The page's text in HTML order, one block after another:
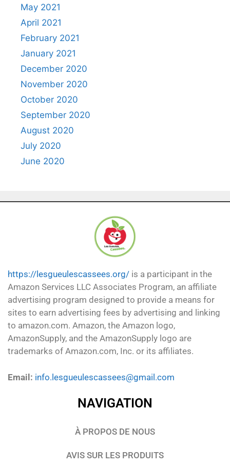
May 2021
April 2021
February 2021
January 2021
December 2020
November 2020
October 2020
September 2020
August 2020
July 2020
June 2020
https://lesgueulescassees.org/ is a participant in the
Amazon Services LLC Associates Program, an affiliate
advertising program designed to provide a means for
sites to earn advertising fees by advertising and linking
to amazon.com. Amazon, the Amazon logo,
AmazonSupply, and the AmazonSupply logo are
trademarks of Amazon.com, Inc. or its affiliates.
Email: info.lesgueulescassees@gmail.com
NAVIGATION
À PROPOS DE NOUS
AVIS SUR LES PRODUITS